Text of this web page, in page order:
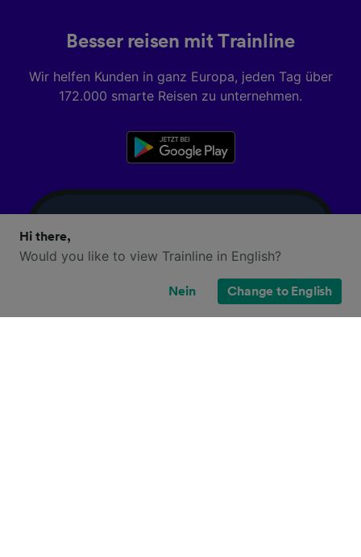
Besser reisen mit Trainline
Wir helfen Kunden in ganz Europa, jeden Tag über
172.000 smarte Reisen zu unternehmen.
Hi there,
Would you like to view Trainline in English?
Nein Change to English